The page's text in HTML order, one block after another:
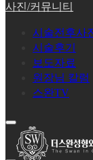
사진/커뮤니티
시술전후사
시술후기
보도자료
원장님 칼럼
스완TV